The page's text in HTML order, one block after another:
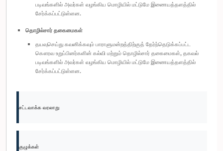
படிவங்களில் அவர்கள் வழங்கிய மொழியில் மட்டுமே இணையத்தளத்தில்
சேர்க்கப்பட்டுள்ளன.
தொழில்சார் தகைமைகள்
தயவுசெய்து கவனிக்கவும் பாராளுமன்றத்திற்குத் தேர்ந்தெடுக்கப்பட்ட
கௌரவ உறுப்பினர்களின் கல்வி மற்றும் தொழில்சார் தகைமைகள், தகவல்
படிவங்களில் அவர்கள் வழங்கிய மொழியில் மட்டுமே இணையத்தளத்தில்
சேர்க்கப்பட்டுள்ளன.
சட்டவாக்க வரலாறு
குழுக்கள்